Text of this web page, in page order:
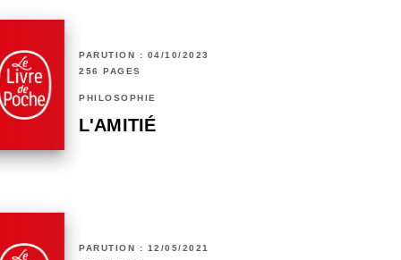
PARUTION : 04/10/2023
256 PAGES
PHILOSOPHIE
L'AMITIÉ
PARUTION : 12/05/2021